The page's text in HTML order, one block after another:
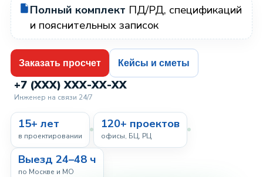
Полный комплект ПД/РД, спецификаций
и пояснительных записок
Заказать просчет Кейсы и сметы
+7 (XXX) XXX-XX-XX
Инженер на связи 24/7
15+ лет
в проектировании
120+ проектов
офисы, БЦ, РЦ
Выезд 24–48 ч
по Москве и МО